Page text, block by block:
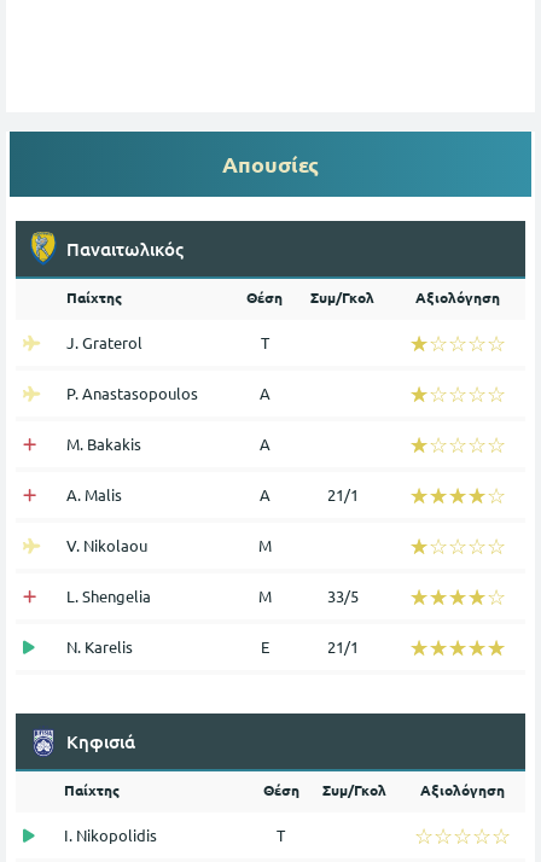
Απουσίες
Παναιτωλικός
Παίχτης Θέση Συμ/Γκολ Αξιολόγηση
J. Graterol Τ ☆☆☆☆☆
★★★★★
P. Anastasopoulos Α ☆☆☆☆☆
★★★★★
M. Bakakis Α ☆☆☆☆☆
★★★★★
A. Malis Α 21/1 ☆☆☆☆☆
★★★★★
V. Nikolaou Μ ☆☆☆☆☆
★★★★★
L. Shengelia Μ 33/5 ☆☆☆☆☆
★★★★★
N. Karelis Ε 21/1 ☆☆☆☆☆
★★★★★
Κηφισιά
Παίχτης Θέση Συμ/Γκολ Αξιολόγηση
I. Nikopolidis Τ ☆☆☆☆☆
★★★★★